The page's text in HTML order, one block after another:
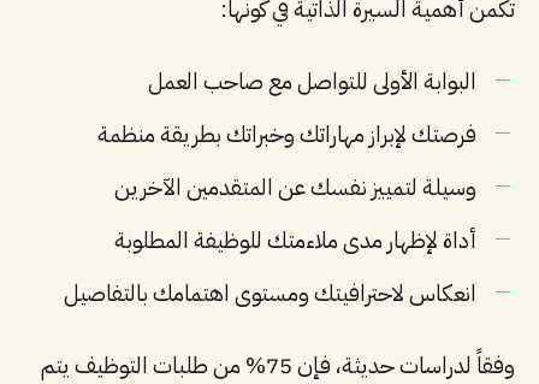
تكمن أهمية السيرة الذاتية في كونها:
البوابة الأولى للتواصل مع صاحب العمل
فرصتك لإبراز مهاراتك وخبراتك بطريقة منظمة
وسيلة لتمييز نفسك عن المتقدمين الآخرين
أداة لإظهار مدى ملاءمتك للوظيفة المطلوبة
انعكاس لاحترافيتك ومستوى اهتمامك بالتفاصيل
وفقاً لدراسات حديثة، فإن 75% من طلبات التوظيف يتم